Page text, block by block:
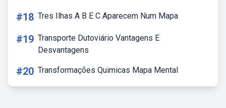
#18 Tres Ilhas A B E C Aparecem Num Mapa
#19 Transporte Dutoviário Vantagens E
Desvantagens
#20 Transformações Quimicas Mapa Mental